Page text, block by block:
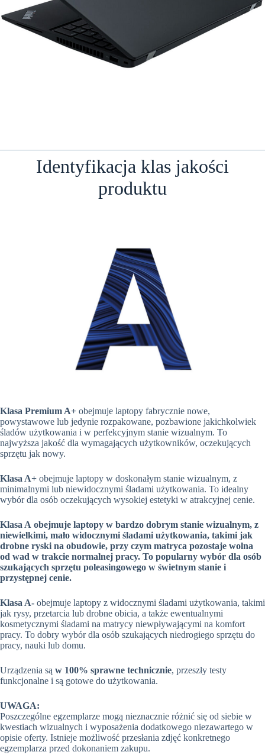
Identyfikacja klas jakości
produktu
Klasa Premium A+ obejmuje laptopy fabrycznie nowe,
powystawowe lub jedynie rozpakowane, pozbawione jakichkolwiek
śladów użytkowania i w perfekcyjnym stanie wizualnym. To
najwyższa jakość dla wymagających użytkowników, oczekujących
sprzętu jak nowy.
Klasa A+ obejmuje laptopy w doskonałym stanie wizualnym, z
minimalnymi lub niewidocznymi śladami użytkowania. To idealny
wybór dla osób oczekujących wysokiej estetyki w atrakcyjnej cenie.
Klasa A obejmuje laptopy w bardzo dobrym stanie wizualnym, z
niewielkimi, mało widocznymi śladami użytkowania, takimi jak
drobne ryski na obudowie, przy czym matryca pozostaje wolna
od wad w trakcie normalnej pracy. To popularny wybór dla osób
szukających sprzętu poleasingowego w świetnym stanie i
przystępnej cenie.
Klasa A- obejmuje laptopy z widocznymi śladami użytkowania, takimi
jak rysy, przetarcia lub drobne obicia, a także ewentualnymi
kosmetycznymi śladami na matrycy niewpływającymi na komfort
pracy. To dobry wybór dla osób szukających niedrogiego sprzętu do
pracy, nauki lub domu.
Urządzenia są w 100% sprawne technicznie, przeszły testy
funkcjonalne i są gotowe do użytkowania.
UWAGA:
Poszczególne egzemplarze mogą nieznacznie różnić się od siebie w
kwestiach wizualnych i wyposażenia dodatkowego niezawartego w
opisie oferty. Istnieje możliwość przesłania zdjęć konkretnego
egzemplarza przed dokonaniem zakupu.